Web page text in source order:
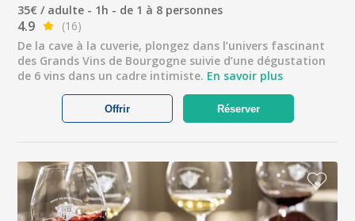
35€ / adulte - 1h - de 1 à 8 personnes
4.9
(16)
De la cave à la cuverie, plongez dans l’univers fascinant
des Grands Vins de Bourgogne suivie d’une dégustation
de 6 vins dans un cadre intimiste. En savoir plus
Réserver
Offrir